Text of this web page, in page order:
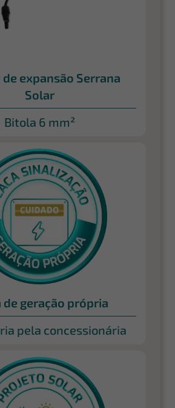
de expansão Serrana
Solar
Bitola 6 mm²
de geração própria
pela concessionária